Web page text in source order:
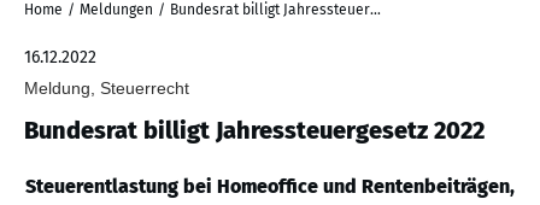
Home / Meldungen / Bundesrat billigt Jahressteuergesetz 2022
16.12.2022
Meldung, Steuerrecht
Bundesrat billigt Jahressteuergesetz 2022
Steuerentlastung bei Homeoffice und Rentenbeiträgen,